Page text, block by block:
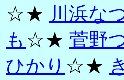
☆★ 川浜な
も ☆★ 菅野
ひかり ☆★